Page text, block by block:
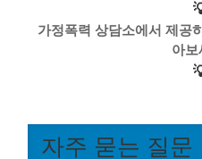
가정폭력 상담소에서 제공
아보
자주 묻는 질문